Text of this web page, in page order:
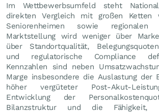
Im Wettbewerbsumfeld steht
direkten Vergleich mit großen Ketten
Seniorenheimen sowie
Marktstellung wird weniger über
über Standortqualität,
und regulatorische Compliance
Kennzahlen sind neben
Marge insbesondere die Auslastung der
höher vergüteter Post-Akut-
Entwicklung der
Bilanzstruktur und die Fähigkeit,